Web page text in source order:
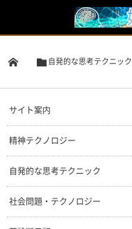
自発的な思考テクニック
サイト案内
精神テクノロジー
自発的な思考テクニック
社会問題・テクノロジー